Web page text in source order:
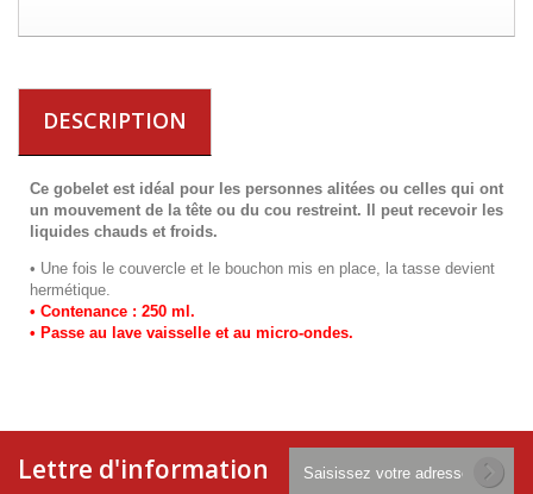
DESCRIPTION
Ce gobelet est idéal pour les personnes alitées ou celles qui ont
un mouvement de la tête ou du cou restreint. Il peut recevoir les
liquides chauds et froids.
• Une fois le couvercle et le bouchon mis en place, la tasse devient
hermétique.
• Contenance : 250 ml.
• Passe au lave vaisselle et au micro-ondes.
Lettre d'information